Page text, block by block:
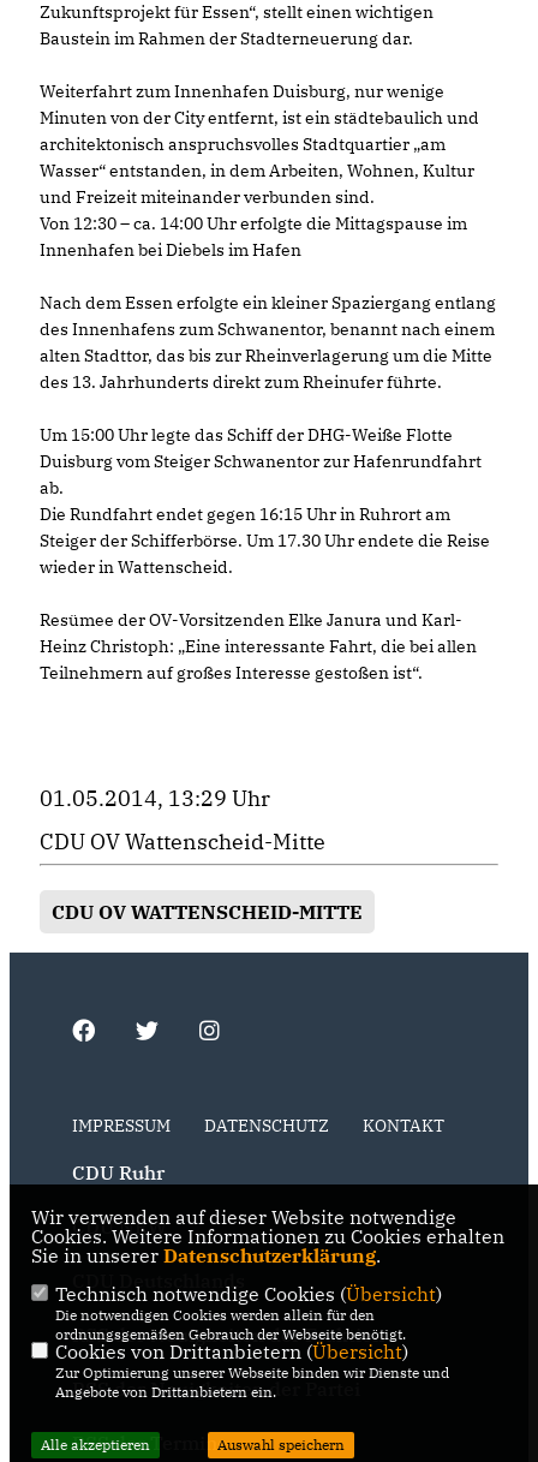
Zukunftsprojekt für Essen“, stellt einen wichtigen
Baustein im Rahmen der Stadterneuerung dar.
Weiterfahrt zum Innenhafen Duisburg, nur wenige
Minuten von der City entfernt, ist ein städtebaulich und
architektonisch anspruchsvolles Stadtquartier „am
Wasser“ entstanden, in dem Arbeiten, Wohnen, Kultur
und Freizeit miteinander verbunden sind.
Von 12:30 – ca. 14:00 Uhr erfolgte die Mittagspause im
Innenhafen bei Diebels im Hafen
Nach dem Essen erfolgte ein kleiner Spaziergang entlang
des Innenhafens zum Schwanentor, benannt nach einem
alten Stadttor, das bis zur Rheinverlagerung um die Mitte
des 13. Jahrhunderts direkt zum Rheinufer führte.
Um 15:00 Uhr legte das Schiff der DHG-Weiße Flotte
Duisburg vom Steiger Schwanentor zur Hafenrundfahrt
ab.
Die Rundfahrt endet gegen 16:15 Uhr in Ruhrort am
Steiger der Schifferbörse. Um 17.30 Uhr endete die Reise
wieder in Wattenscheid.
Resümee der OV-Vorsitzenden Elke Janura und Karl-
Heinz Christoph: „Eine interessante Fahrt, die bei allen
Teilnehmern auf großes Interesse gestoßen ist“.
01.05.2014, 13:29 Uhr
CDU OV Wattenscheid-Mitte
CDU OV WATTENSCHEID-MITTE
IMPRESSUM DATENSCHUTZ KONTAKT
CDU Ruhr
CDU NRW
CDU Deutschlands
RSS der Neuigkeiten der Fraktion
RSS der Neuigkeiten der Partei
RSS der Termine
Wir verwenden auf dieser Website notwendige
Cookies. Weitere Informationen zu Cookies erhalten
Sie in unserer Datenschutzerklärung.
Technisch notwendige Cookies (Übersicht)
Die notwendigen Cookies werden allein für den
ordnungsgemäßen Gebrauch der Webseite benötigt.
Cookies von Drittanbietern (Übersicht)
Zur Optimierung unserer Webseite binden wir Dienste und
Angebote von Drittanbietern ein.
Alle akzeptieren Auswahl speichern